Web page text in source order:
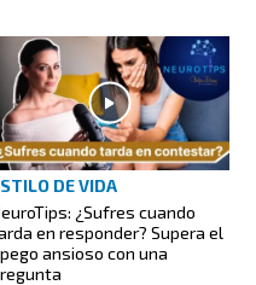
DE VIDA
¿Sufres cuando
en responder? Supera el
ansioso con una